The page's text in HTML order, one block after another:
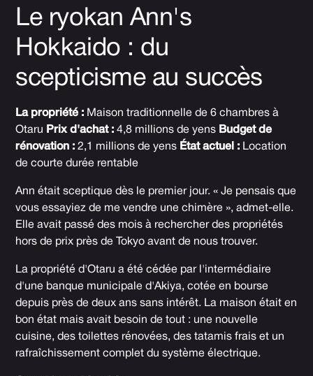
Le ryokan Ann's
Hokkaido : du
scepticisme au succès
La propriété : Maison traditionnelle de 6 chambres à
Otaru Prix d'achat : 4,8 millions de yens Budget de
rénovation : 2,1 millions de yens État actuel : Location
de courte durée rentable
Ann était sceptique dès le premier jour. « Je pensais que
vous essayiez de me vendre une chimère », admet-elle.
Elle avait passé des mois à rechercher des propriétés
hors de prix près de Tokyo avant de nous trouver.
La propriété d'Otaru a été cédée par l'intermédiaire
d'une banque municipale d'Akiya, cotée en bourse
depuis près de deux ans sans intérêt. La maison était en
bon état mais avait besoin de tout : une nouvelle
cuisine, des toilettes rénovées, des tatamis frais et un
rafraîchissement complet du système électrique.